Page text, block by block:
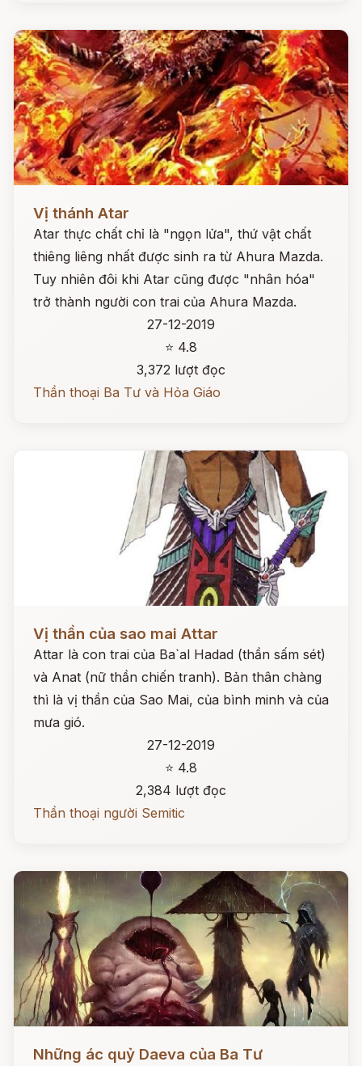
Vị thánh Atar
Atar thực chất chỉ là "ngọn lửa", thứ vật chất
thiêng liêng nhất được sinh ra từ Ahura Mazda.
Tuy nhiên đôi khi Atar cũng được "nhân hóa"
trở thành người con trai của Ahura Mazda.
27-12-2019
⭐ 4.8
3,372 lượt đọc
Thần thoại Ba Tư và Hỏa Giáo
Đọc ngay
Vị thần của sao mai Attar
Attar là con trai của Ba`al Hadad (thần sấm sét)
và Anat (nữ thần chiến tranh). Bản thân chàng
thì là vị thần của Sao Mai, của bình minh và của
mưa gió.
27-12-2019
⭐ 4.8
2,384 lượt đọc
Thần thoại người Semitic
Những ác quỷ Daeva của Ba Tư